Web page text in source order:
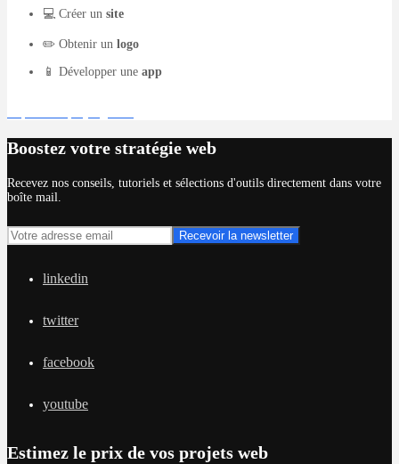
💻 Créer un site
✏️ Obtenir un logo
📱 Développer une app
Boostez votre stratégie web
Recevez nos conseils, tutoriels et sélections d'outils directement dans votre
boîte mail.
linkedin
twitter
facebook
youtube
Estimez le prix de vos projets web